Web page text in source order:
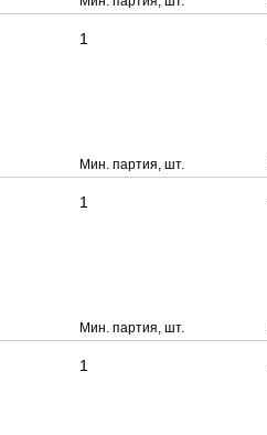
1
Мин. партия, шт.
1
Мин. партия, шт.
1